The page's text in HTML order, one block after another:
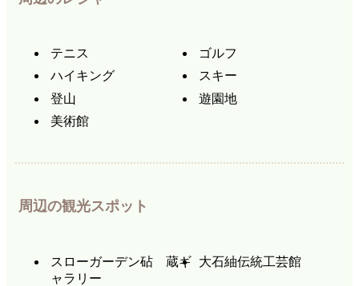
テニス
ゴルフ
ハイキング
スキー
登山
遊園地
美術館
周辺の観光スポット
スローガーデン砧 蔵ギ
ャラリー
大石紬伝統工芸館